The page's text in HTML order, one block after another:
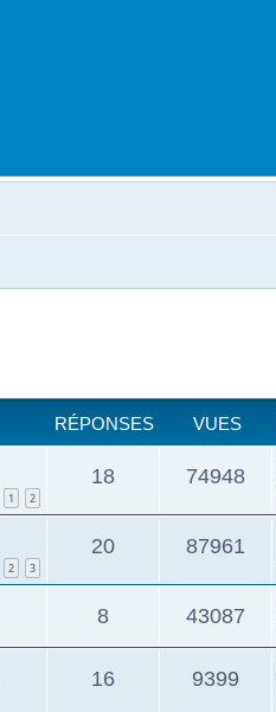
RÉPONSES VUES
1 2
18R
é
74948V
u
2 3
20R
é
o
87961
u
8R
43087
16R
9399